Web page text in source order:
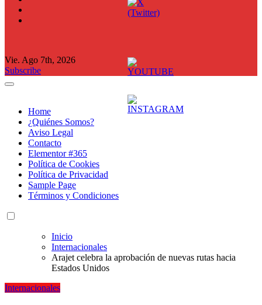
Vie. Ago 7th, 2026
Subscribe
Home
¿Quiénes Somos?
Aviso Legal
Contacto
Elementor #365
Política de Cookies
Política de Privacidad
Sample Page
Términos y Condiciones
Inicio
Internacionales
Arajet celebra la aprobación de nuevas rutas hacia
Estados Unidos
Internacionales